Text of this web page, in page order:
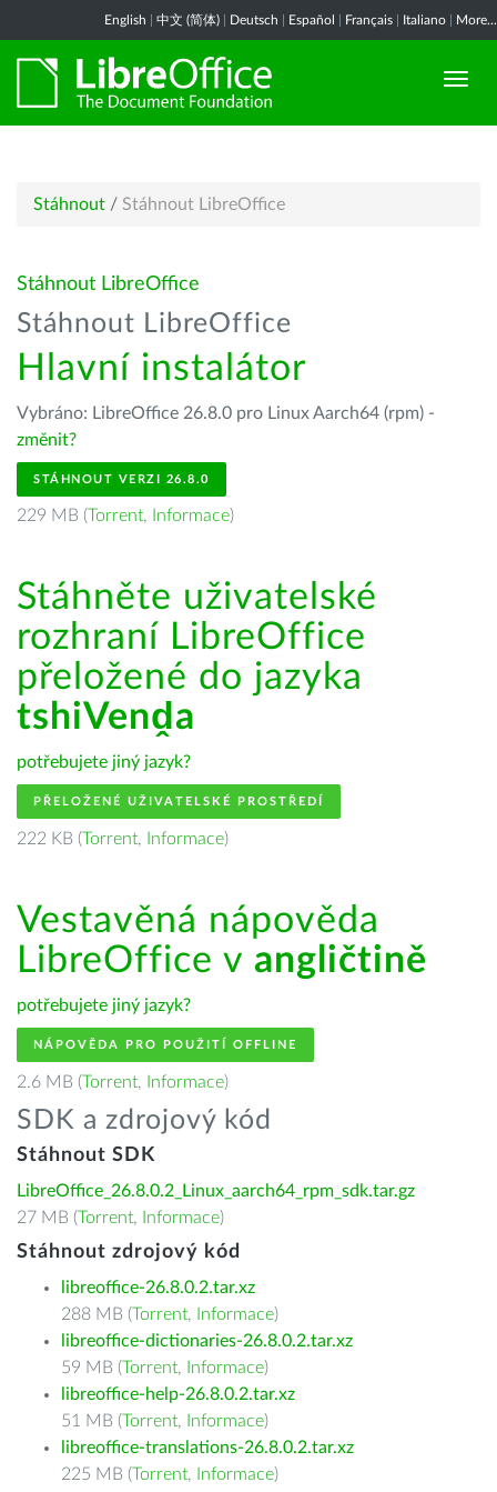
English 中文 (简体) Deutsch Español Français Italiano More...
Stáhnout / Stáhnout LibreOffice
Stáhnout LibreOffice
Stáhnout LibreOffice
Hlavní instalátor
Vybráno: LibreOffice 26.8.0 pro Linux Aarch64 (rpm) -
změnit?
STÁHNOUT VERZI 26.8.0
229 MB (Torrent, Informace)
Stáhněte uživatelské
rozhraní LibreOffice
přeložené do jazyka
tshiVenḓa
potřebujete jiný jazyk?
PŘELOŽENÉ UŽIVATELSKÉ PROSTŘEDÍ
222 KB (Torrent, Informace)
Vestavěná nápověda
LibreOffice v angličtině
potřebujete jiný jazyk?
NÁPOVĚDA PRO POUŽITÍ OFFLINE
2.6 MB (Torrent, Informace)
SDK a zdrojový kód
Stáhnout SDK
LibreOffice_26.8.0.2_Linux_aarch64_rpm_sdk.tar.gz
27 MB (Torrent, Informace)
Stáhnout zdrojový kód
libreoffice-26.8.0.2.tar.xz
288 MB (Torrent, Informace)
libreoffice-dictionaries-26.8.0.2.tar.xz
59 MB (Torrent, Informace)
libreoffice-help-26.8.0.2.tar.xz
51 MB (Torrent, Informace)
libreoffice-translations-26.8.0.2.tar.xz
225 MB (Torrent, Informace)